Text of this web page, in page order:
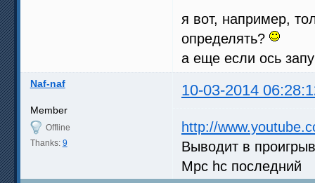
я вот, например,
определять?
а еще если ось
Naf-naf 10-03-2014
Member
Offline
Thanks: 9
http://
Выводит в
Mpc hc последний